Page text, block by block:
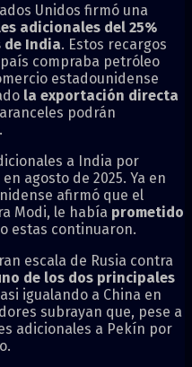
Unidos firmó una
adicionales del 25%
de India. Estos recargos
compraba petróleo
estadounidense
la exportación directa
podrán
a India por
en agosto de 2025. Ya en
afirmó que el
Modi, le había prometido
estas continuaron.
escala de Rusia contra
de los dos principales
igualando a China en
subrayan que, pese a
adicionales a Pekín por